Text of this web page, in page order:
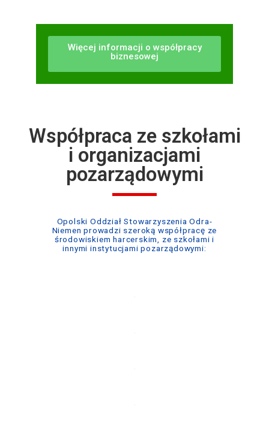
Więcej informacji o współpracy
biznesowej
Współpraca ze szkołami
i organizacjami
pozarządowymi
Opolski Oddział Stowarzyszenia Odra-
Niemen prowadzi szeroką współpracę ze
środowiskiem harcerskim, ze szkołami i
innymi instytucjami pozarządowymi: